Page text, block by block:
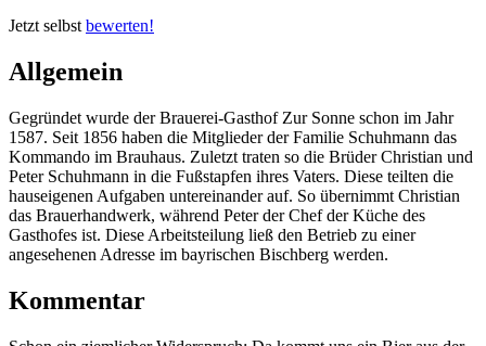
Jetzt selbst bewerten!
Allgemein
Gegründet wurde der Brauerei-Gasthof Zur Sonne schon im Jahr
1587. Seit 1856 haben die Mitglieder der Familie Schuhmann das
Kommando im Brauhaus. Zuletzt traten so die Brüder Christian und
Peter Schuhmann in die Fußstapfen ihres Vaters. Diese teilten die
hauseigenen Aufgaben untereinander auf. So übernimmt Christian
das Brauerhandwerk, während Peter der Chef der Küche des
Gasthofes ist. Diese Arbeitsteilung ließ den Betrieb zu einer
angesehenen Adresse im bayrischen Bischberg werden.
Kommentar